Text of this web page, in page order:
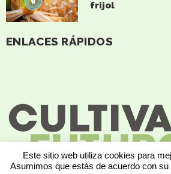
ENLACES RÁPIDOS
frijol
Este sitio web utiliza cookies para
Asumimos que estás de acuerdo con